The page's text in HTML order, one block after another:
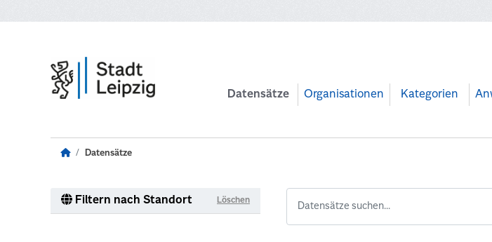
Datensätze Organisationen Kategorien
Datensätze
Filtern nach Standort Löschen